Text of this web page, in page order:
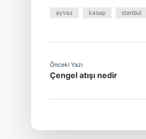
ayvaz kasap stanbul
Önceki Yazı
Çengel atışı nedir